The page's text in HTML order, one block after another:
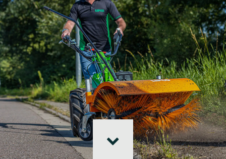
ΕΛΛΗΝΙΚΉ
БЪЛГАРСКИ
SVENSKA
SLOVENSKI
EESTI
LIETUVIŲ
LATVIEŠU